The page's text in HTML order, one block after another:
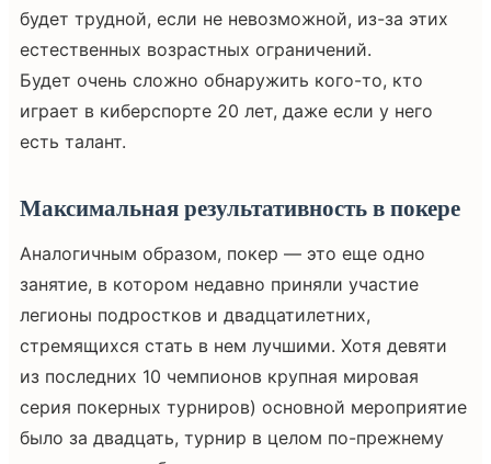
будет трудной, если не невозможной, из-за этих
естественных возрастных ограничений.
Будет очень сложно обнаружить кого-то, кто
играет в киберспорте 20 лет, даже если у него
есть талант.
Максимальная результативность в покере
Аналогичным образом, покер — это еще одно
занятие, в котором недавно приняли участие
легионы подростков и двадцатилетних,
стремящихся стать в нем лучшими. Хотя девяти
из последних 10 чемпионов крупная мировая
серия покерных турниров) основной мероприятие
было за двадцать, турнир в целом по-прежнему